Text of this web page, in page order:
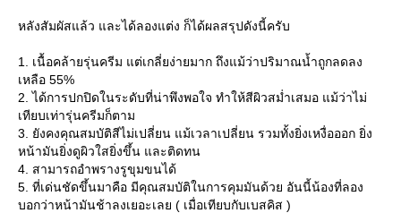
หลังสัมผัสแล้ว และได้ลองแต่ง ก็ได้ผลสรุปดังนี้ครับ
1. เนื้อคล้ายรุ่นครีม แต่เกลี่ยง่ายมาก ถึงแม้ว่าปริมาณน้ำถูกลดลง
เหลือ 55%
2. ได้การปกปิดในระดับที่น่าพึงพอใจ ทำให้สีผิวสม่ำเสมอ แม้ว่าไม่
เทียบเท่ารุ่นครีมก็ตาม
3. ยังคงคุณสมบัติสีไม่เปลี่ยน แม้เวลาเปลี่ยน รวมทั้งยิ่งเหงื่อออก ยิ่ง
หน้ามันยิ่งดูผิวใสยิ่งขึ้น และติดทน
4. สามารถอำพรางรูขุมขนได้
5. ที่เด่นชัดขึ้นมาคือ มีคุณสมบัติในการคุมมันด้วย อันนี้น้องที่ลอง
บอกว่าหน้ามันช้าลงเยอะเลย ( เมื่อเทียบกับเบสคิส )